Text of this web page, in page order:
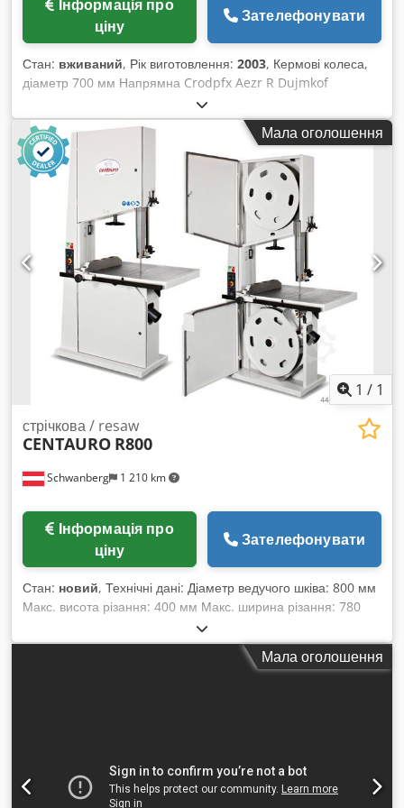
ціну
Зателефонувати
Стан: вживаний, Рік виготовлення: 2003, Кермові колеса,
діаметр 700 мм Напрямна Crodpfx Aezr R Dujmkof
Поворотні колеса з чавуну Оснащені декількома лопатями
380 В
Мала оголошення
1 / 1
Schwanberg 1 210 km
стрічкова / resaw
CENTAURO R800
ціну
Зателефонувати
Стан: новий, Технічні дані: Діаметр ведучого шківа: 800 мм
Макс. висота різання: 400 мм Макс. ширина різання: 780
мм Розміри столу: 580 x 810 мм Стіл нахиляється до 15°
Макс. ширина полотна: 80 x 0,8 мм Довжина пилкового
полотна: 5380 - 5530 мм Двигун: 11,0 кВт, 400 В, 50 Гц
Зварна сталева рама, повністю закрита Пневматичне
гальмо Опорний стіл зі шліфованого сірого чавуну з пазами
Мала оголошення